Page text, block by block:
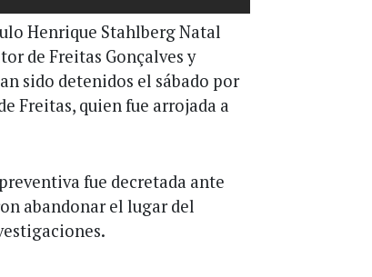
Henrique Stahlberg Natal
de Freitas Gonçalves y
sido detenidos el sábado por
Freitas, quien fue arrojada a
fue decretada ante
abandonar el lugar del